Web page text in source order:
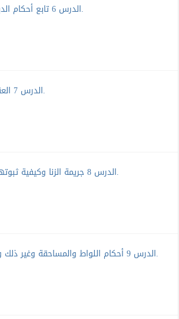
الدرس 6 تابع أحكام الدية والأرش والحكومة.
الدرس 7 العقوبات وجرائم الحدود.
الدرس 8 جريمة الزنا وكيفية ثبوتها وشروط إقامة الحد.
الدرس 9 أحكام اللواط والمساحقة وغير ذلك وكيفية تنفيذ حد الزنا.